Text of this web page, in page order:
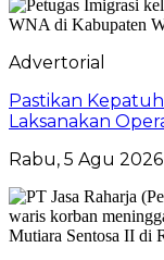
Advertorial
Pastikan
Laksanakan
Rabu, 5 Agu 2026